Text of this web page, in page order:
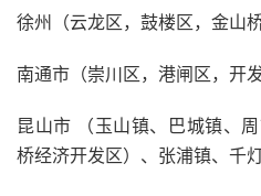
徐州（云龙区，鼓楼区，金山
南通市（崇川区，港闸区，开
昆山市 （玉山镇、巴城镇、
桥经济开发区）、张浦镇、千灯